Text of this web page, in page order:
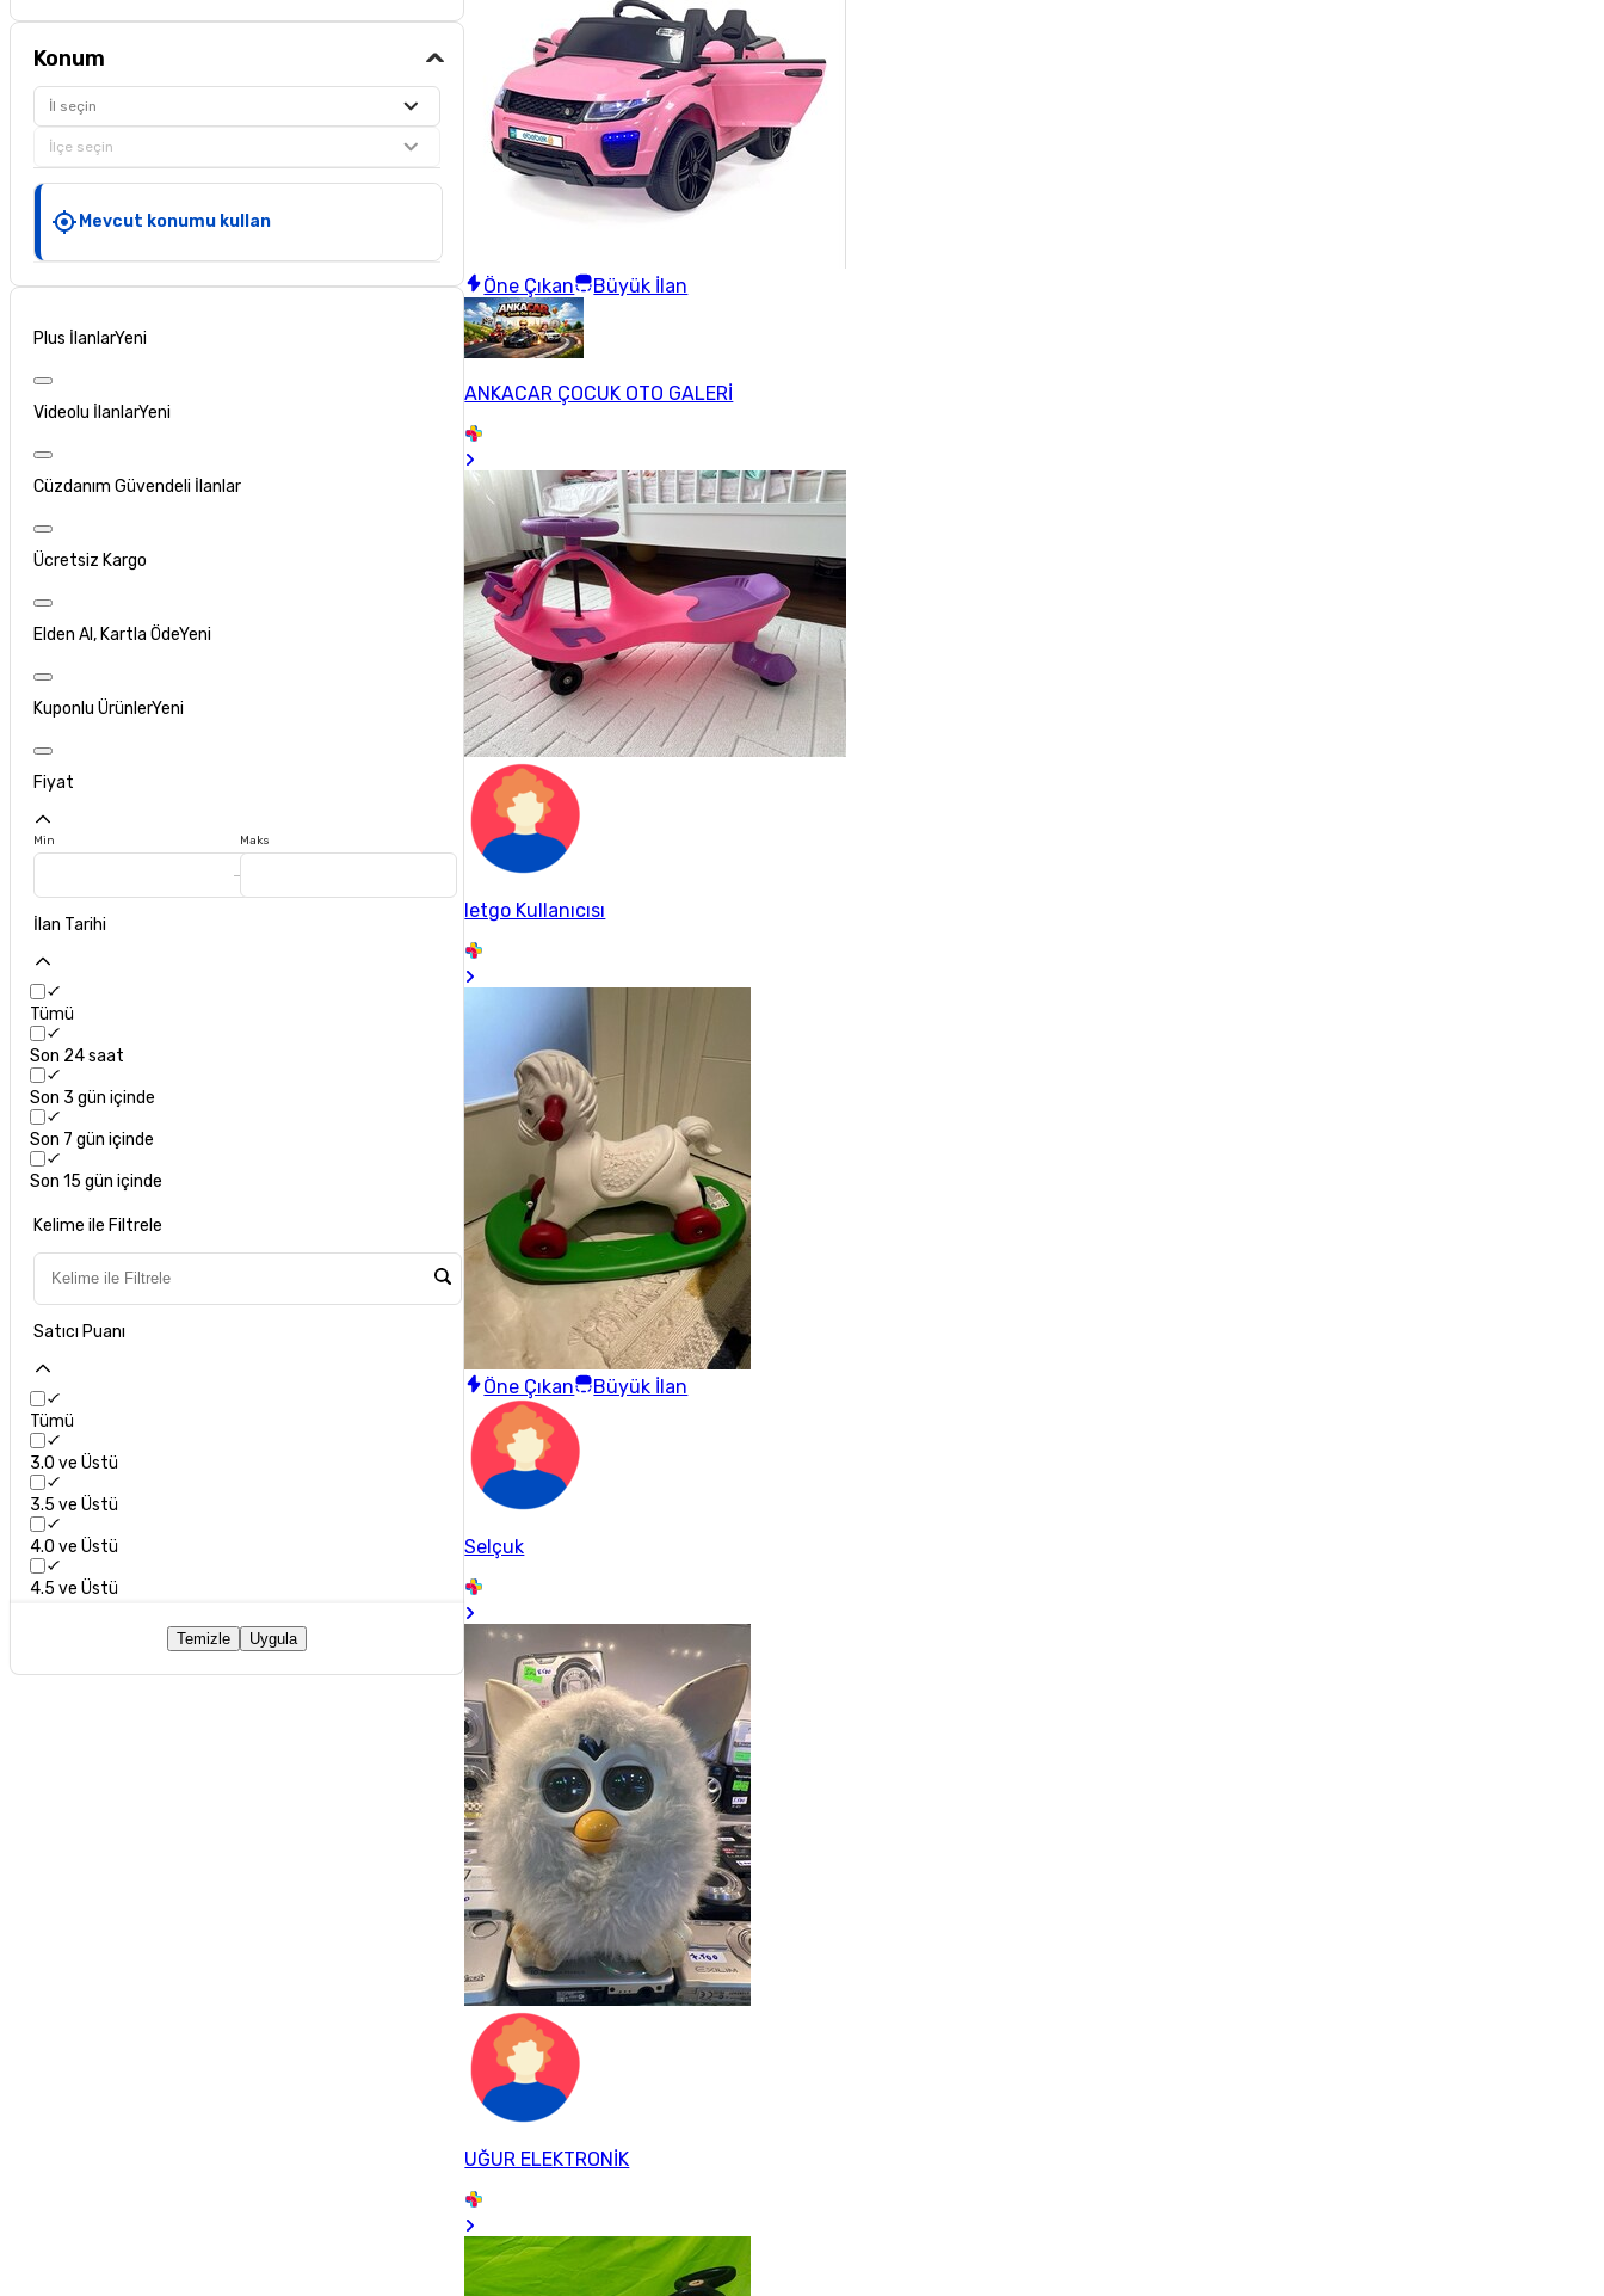
Konum
İl seçin
İlçe seçin
Mevcut konumu kullan
Plus İlanlarYeni
Videolu İlanlarYeni
Cüzdanım Güvendeli İlanlar
Ücretsiz Kargo
Elden Al, Kartla ÖdeYeni
Kuponlu ÜrünlerYeni
Fiyat
Min Maks
İlan Tarihi
Tümü
Son 24 saat
Son 3 gün içinde
Son 7 gün içinde
Son 15 gün içinde
Kelime ile Filtrele
Satıcı Puanı
Tümü
3.0 ve Üstü
3.5 ve Üstü
4.0 ve Üstü
4.5 ve Üstü
Temizle Uygula
Öne Çıkan Büyük İlan
ANKACAR ÇOCUK OTO GALERİ
letgo Kullanıcısı
Öne Çıkan Büyük İlan
Selçuk
UĞUR ELEKTRONİK